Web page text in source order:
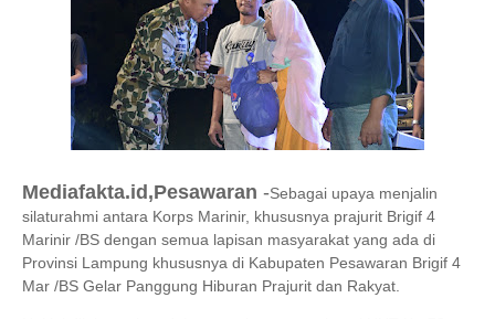
Mediafakta.id,Pesawaran -Sebagai upaya menjalin
silaturahmi antara Korps Marinir, khususnya prajurit Brigif 4
Marinir /BS dengan semua lapisan masyarakat yang ada di
Provinsi Lampung khususnya di Kabupaten Pesawaran Brigif 4
Mar /BS Gelar Panggung Hiburan Prajurit dan Rakyat.